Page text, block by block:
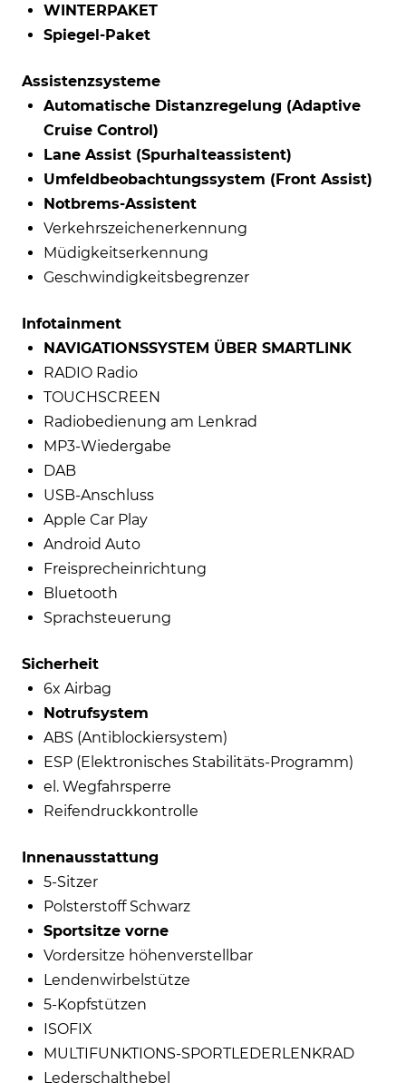
WINTERPAKET
Spiegel-Paket
Assistenzsysteme
Automatische Distanzregelung (Adaptive
Cruise Control)
Lane Assist (Spurhalteassistent)
Umfeldbeobachtungssystem (Front Assist)
Notbrems-Assistent
Verkehrszeichenerkennung
Müdigkeitserkennung
Geschwindigkeitsbegrenzer
Infotainment
NAVIGATIONSSYSTEM ÜBER SMARTLINK
RADIO Radio
TOUCHSCREEN
Radiobedienung am Lenkrad
MP3-Wiedergabe
DAB
USB-Anschluss
Apple Car Play
Android Auto
Freisprecheinrichtung
Bluetooth
Sprachsteuerung
Sicherheit
6x Airbag
Notrufsystem
ABS (Antiblockiersystem)
ESP (Elektronisches Stabilitäts-Programm)
el. Wegfahrsperre
Reifendruckkontrolle
Innenausstattung
5-Sitzer
Polsterstoff Schwarz
Sportsitze vorne
Vordersitze höhenverstellbar
Lendenwirbelstütze
5-Kopfstützen
ISOFIX
MULTIFUNKTIONS-SPORTLEDERLENKRAD
Lederschalthebel